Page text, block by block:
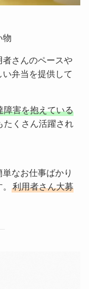
物
さんのペースや
弁当を提供して
障害を抱えている
たくさん活躍され
なお仕事ばかり
利用者さん大募